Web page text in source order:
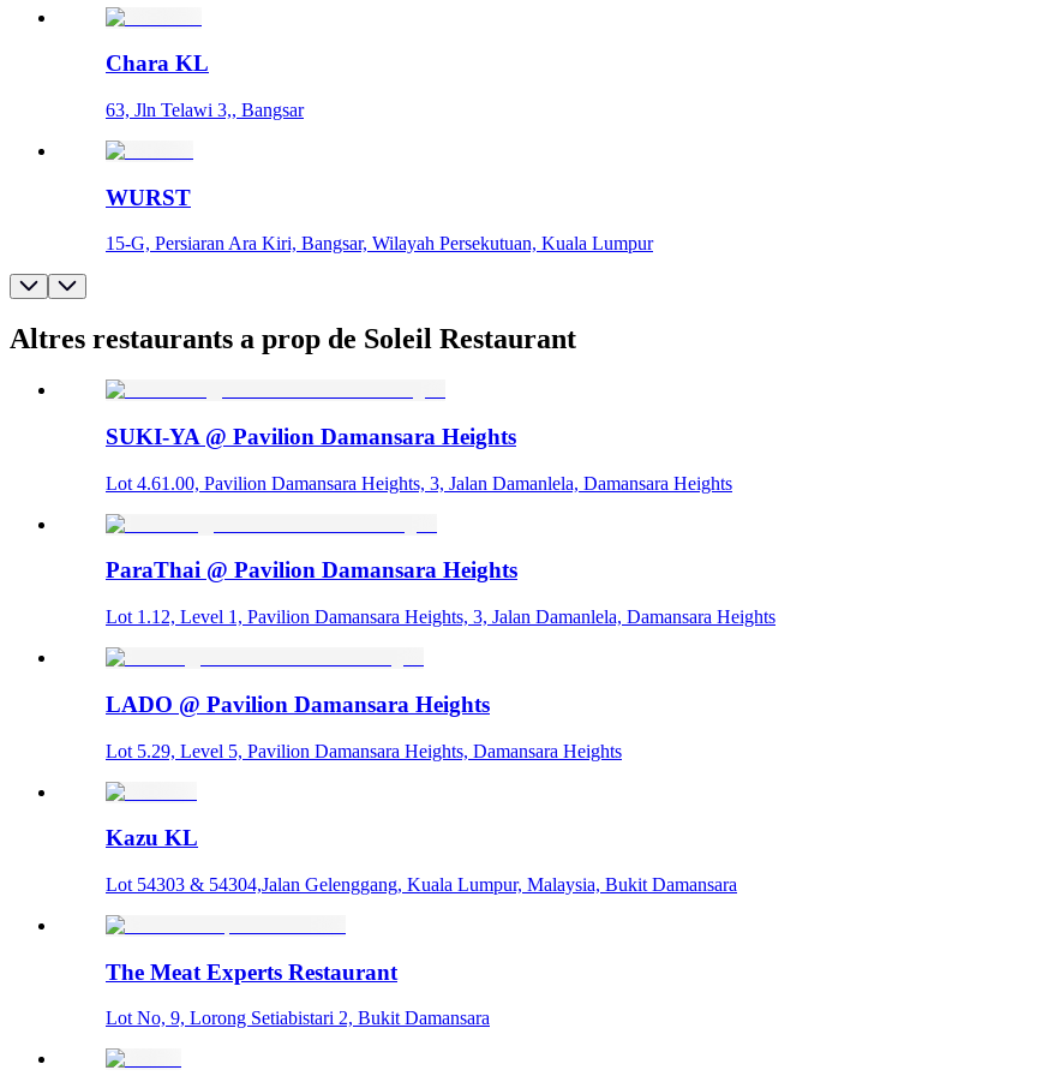
Chara KL
63, Jln Telawi 3,, Bangsar
WURST
15-G, Persiaran Ara Kiri, Bangsar, Wilayah Persekutuan, Kuala Lumpur
Altres restaurants a prop de Soleil Restaurant
SUKI-YA @ Pavilion Damansara Heights
Lot 4.61.00, Pavilion Damansara Heights, 3, Jalan Damanlela, Damansara Heights
ParaThai @ Pavilion Damansara Heights
Lot 1.12, Level 1, Pavilion Damansara Heights, 3, Jalan Damanlela, Damansara Heights
LADO @ Pavilion Damansara Heights
Lot 5.29, Level 5, Pavilion Damansara Heights, Damansara Heights
Kazu KL
Lot 54303 & 54304,Jalan Gelenggang, Kuala Lumpur, Malaysia, Bukit Damansara
The Meat Experts Restaurant
Lot No, 9, Lorong Setiabistari 2, Bukit Damansara